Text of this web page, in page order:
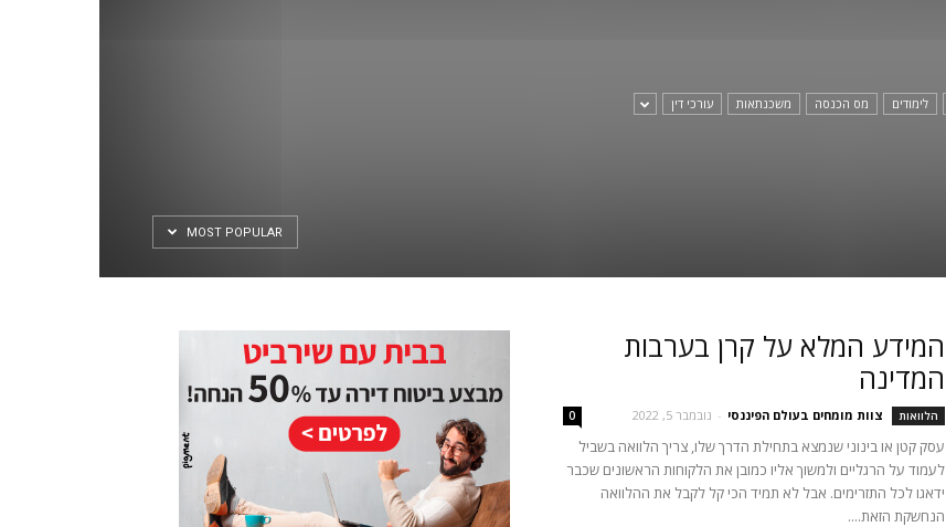
לימודים מס הכנסה משכנתאות עורכי דין
MOST POPULAR
המידע המלא על קרן בערבות
המדינה
הלוואות צוות מומחים בעולם הפיננסי - נובמבר 5, 2022 0
עסק קטן או בינוני שנמצא בתחילת הדרך שלו, צריך הלוואה בשביל
לעמוד על הרגליים ולמשוך אליו כמובן את הלקוחות הראשונים שכבר
ידאגו לכל התזרימים. אבל לא תמיד הכי קל לקבל את ההלוואה
הנחשקת הזאת....